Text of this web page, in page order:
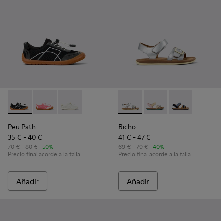
Peu Path - K800691-002 - Sneakers de tejido y piel negras
Peu Path - K800691-003 - Sneakers de tejido y piel
Peu Path - K800691-001 - Sneakers de tejido
Peu Path
35 € - 40 €
70 € - 80 € -50%
Precio final acorde a la talla
Añadir
Bicho - K800672-004 -
Bicho - K800672-
Bicho -
Bicho
41 € - 47 €
69 € - 79 € -40%
Precio final acorde a la talla
Añadir